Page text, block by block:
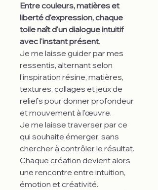
Entre couleurs, matières et
liberté d'expression, chaque
toile naît d'un dialogue intuitif
avec l'instant présent.
Je me laisse guider par mes
ressentis, alternant selon
l'inspiration résine, matières,
textures, collages et jeux de
reliefs pour donner profondeur
et mouvement à l'œuvre.
Je me laisse traverser par ce
qui souhaite émerger, sans
chercher à contrôler le résultat.
Chaque création devient alors
une rencontre entre intuition,
émotion et créativité.